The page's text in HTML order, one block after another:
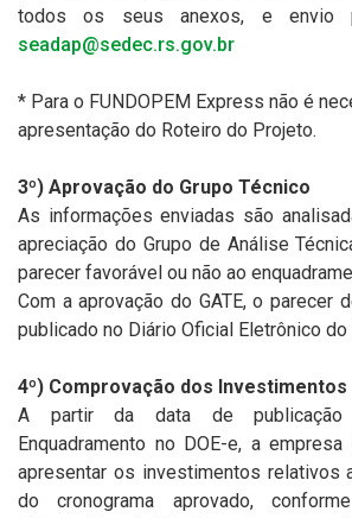
todos os seus anexos, e envio
seadap@sedec.rs.gov.br
* Para o FUNDOPEM Express não é
apresentação do Roteiro do Projeto.
3º) Aprovação do Grupo Técnico
As informações enviadas são
apreciação do Grupo de Análise
parecer favorável ou não ao
Com a aprovação do GATE, o parecer
publicado no Diário Oficial Eletrônico do
4º) Comprovação dos Investimentos
A partir da data de
Enquadramento no DOE-e, a
apresentar os investimentos relativos
do cronograma aprovado,